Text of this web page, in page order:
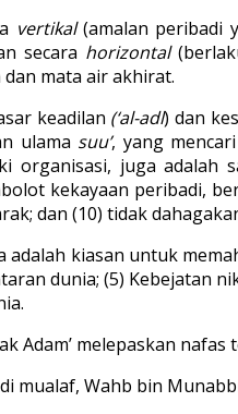
vertikal(amalan peribadi
secara horizontal
mata air akhirat.
keadilan (‘al-adl) dan
ulama suu’, yang
organisasi, juga adalah
kekayaan peribadi,
dan (10) tidak
kiasan untuk
dunia; (5) Kebejatan
Adam’ melepaskan
mualaf, Wahb bin